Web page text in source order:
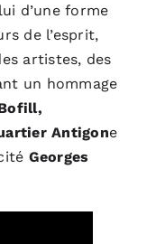
d’une forme
de l’esprit,
artistes, des
un hommage
Antigone
Georges